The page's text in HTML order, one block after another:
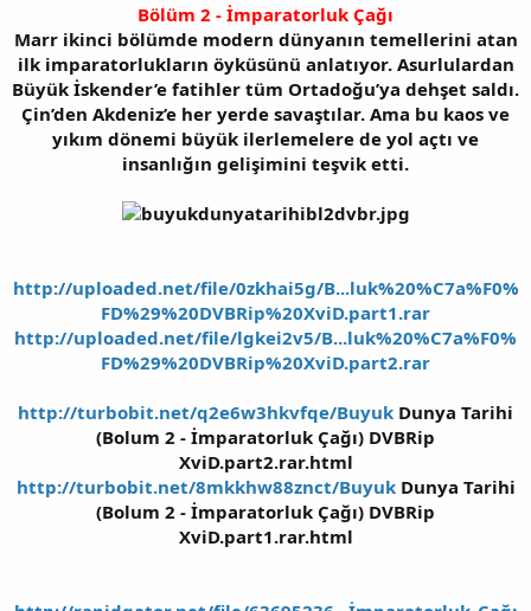
Bölüm 2 - İmparatorluk Çağı
Marr ikinci bölümde modern dünyanın temellerini atan
ilk imparatorlukların öyküsünü anlatıyor. Asurlulardan
Büyük İskender’e fatihler tüm Ortadoğu’ya dehşet saldı.
Çin’den Akdeniz’e her yerde savaştılar. Ama bu kaos ve
yıkım dönemi büyük ilerlemelere de yol açtı ve
insanlığın gelişimini teşvik etti.
http://uploaded.net/file/0zkhai5g/B...luk%20%C7a%F0%
FD%29%20DVBRip%20XviD.part1.rar
http://uploaded.net/file/lgkei2v5/B...luk%20%C7a%F0%
FD%29%20DVBRip%20XviD.part2.rar
http://turbobit.net/q2e6w3hkvfqe/Buyuk Dunya Tarihi
(Bolum 2 - İmparatorluk Çağı) DVBRip
XviD.part2.rar.html
http://turbobit.net/8mkkhw88znct/BuyukDunya Tarihi
(Bolum 2 - İmparatorluk Çağı) DVBRip
XviD.part1.rar.html